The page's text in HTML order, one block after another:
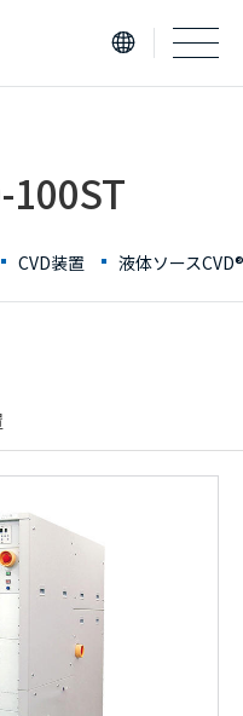
100ST
CVD装置 液体ソース